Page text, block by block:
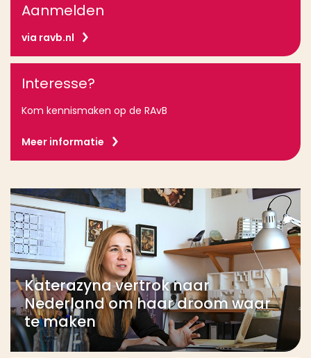
deRotterdamse Academie van Bouwkunst
(RAvB). De Rotterdamse Academie van Bouwkunst
Aanmelden
via ravb.nl
Interesse?
Kom kennismaken op de RAvB
Meer informatie
Katerazyna vertrok naar
Nederland om haar droom waar
te maken